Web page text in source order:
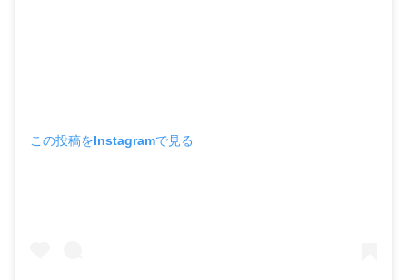
この投稿をInstagramで見る